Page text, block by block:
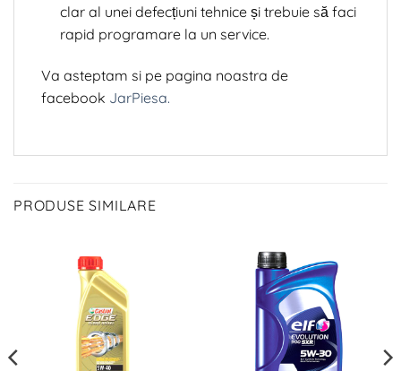
clar al unei defecțiuni tehnice și trebuie să faci
rapid programare la un service.
Va asteptam si pe pagina noastra de
facebook JarPiesa.
PRODUSE SIMILARE